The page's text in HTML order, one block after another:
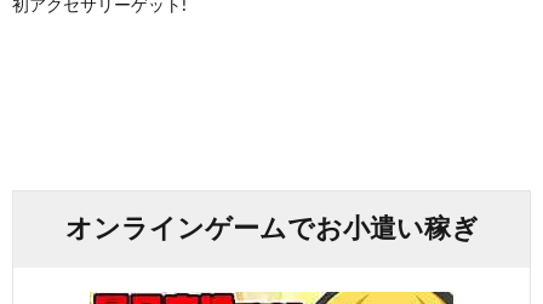
初アクセサリーゲット!
オンラインゲームでお小遣い稼ぎ